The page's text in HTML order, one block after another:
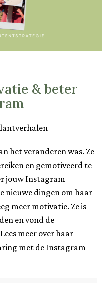
& beter
het veranderen was. Ze
en gemotiveerd te
jouw Instagram
nieuwe dingen om haar
meer motivatie. Ze is
en vond de
meer over haar
met de Instagram